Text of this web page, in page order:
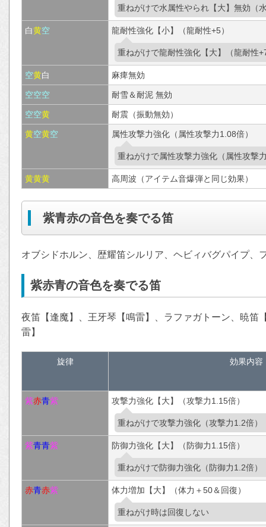
重ねがけで水属性やられ【大】無効（
白黄空 龍耐性強化【小】（龍耐性+5）
重ねがけで龍耐性強化【大】（龍耐性
空黄白 麻痺無効
空空空 耐雪＆耐泥 無効
空空黄 耐震（振動無効）
黄空黄空 属性攻撃力強化（属性攻撃力1.08倍）
重ねがけで属性攻撃力強化（属性攻撃
黄黄黄 高周波（アイテム音爆弾と同じ効果）
紫青赤の音色を奏でる笛
オブシドホルン、歴耀笛シルリア、ヘビィバグパイプ、
紫赤青の音色を奏でる笛
夜笛【逢魔】、王牙琴【鳴雷】、ラファガトーン、暁笛
雷】
旋律 効果内容
紫赤青紫 攻撃力強化【大】（攻撃力1.15倍）
重ねがけで攻撃力強化（攻撃力1.2倍）
紫青青紫 防御力強化【大】（防御力1.15倍）
重ねがけで防御力強化（防御力1.2倍）
赤青赤紫 体力増加【大】（体力＋50＆回復）
重ねがけ時は回復しない